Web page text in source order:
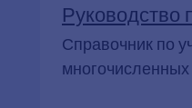
Руководство
Справочник по